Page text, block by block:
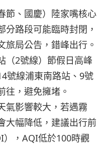
節、國慶）陸家嘴核心
分路段可能臨時封閉，
旅局公告，錯峰出行。
（2號線）節假日高峰
號線浦東南路站、9號
往，避免擁堵。
氣影響較大，若遇霧
大幅降低，建議出行前
），AQI低於100時觀